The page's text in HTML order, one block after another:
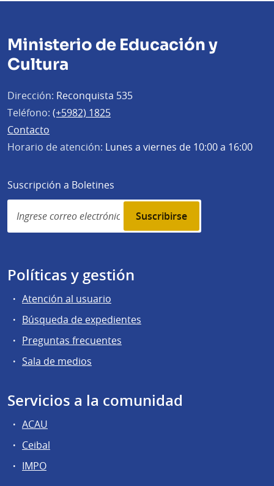
Ministerio de Educación y
Cultura
Dirección: Reconquista 535
Teléfono: (+5982) 1825
Contacto
Horario de atención: Lunes a viernes de 10:00 a 16:00
Suscripción a Boletines
Simplenews
subscription
Políticas y gestión
Atención al usuario
Búsqueda de expedientes
Preguntas frecuentes
Sala de medios
Servicios a la comunidad
ACAU
Ceibal
IMPO